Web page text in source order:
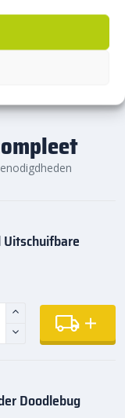
Doodlebug